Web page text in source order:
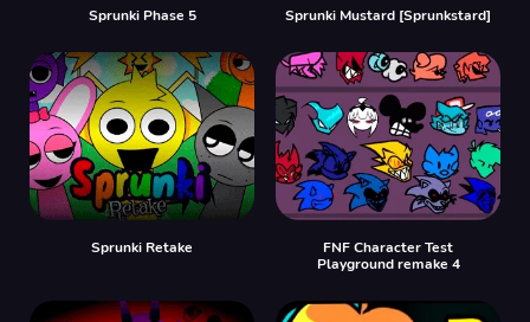
Sprunki Phase 5 Sprunki Mustard [Sprunkstard]
Sprunki Retake
FNF Character Test
Playground remake 4